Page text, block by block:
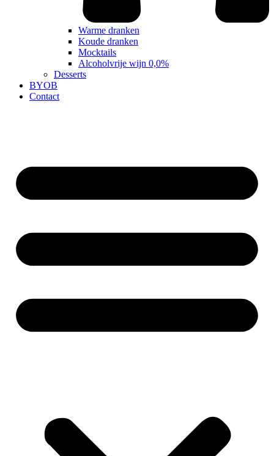
Warme dranken
Koude dranken
Mocktails
Alcoholvrije wijn 0,0%
Desserts
BYOB
Contact